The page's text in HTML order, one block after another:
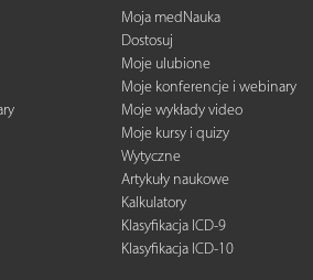
Moja medNauka
Dostosuj
Moje ulubione
Moje konferencje i webinary
Moje wykłady video
Moje kursy i quizy
Wytyczne
Artykuły naukowe
Kalkulatory
Klasyfikacja ICD-9
Klasyfikacja ICD-10